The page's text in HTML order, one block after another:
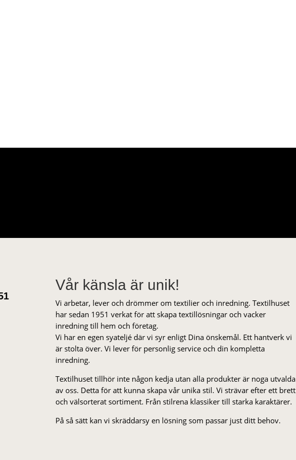
Vår känsla är unik!
Vi arbetar, lever och drömmer om textilier och inredning. Textilhuset
har sedan 1951 verkat för att skapa textillösningar och vacker
inredning till hem och företag.
Vi har en egen syateljé där vi syr enligt Dina önskemål. Ett hantverk vi
är stolta över. Vi lever för personlig service och din kompletta
inredning.
Textilhuset tillhör inte någon kedja utan alla produkter är noga utvalda
av oss. Detta för att kunna skapa vår unika stil. Vi strä­var efter ett brett
och välsorterat sor­ti­ment. Från stil­rena klas­siker till starka karaktärer.
På så sätt kan vi skräddarsy en lösning som passar just ditt behov.